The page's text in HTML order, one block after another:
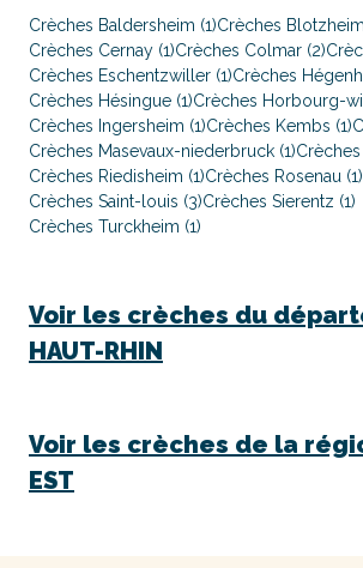
Crèches Baldersheim (1)Crèches
Crèches Cernay (1)Crèches Colmar (2)
Crèches Eschentzwiller (1)Crèches
Crèches Hésingue (1)Crèches Horbourg-
Crèches Ingersheim (1)Crèches Kembs (1)
Crèches Masevaux-niederbruck (1)
Crèches Riedisheim (1)Crèches Rosenau (1)
Crèches Saint-louis (3)Crèches Sierentz (1)
Crèches Turckheim (1)
Voir les crèches du
HAUT-RHIN
Voir les crèches de la
EST